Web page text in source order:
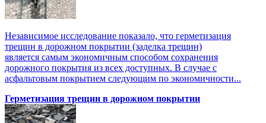
Независимое исследование показало, что герметизация
трещин в дорожном покрытии (заделка трещин)
является самым экономичным способом сохранения
дорожного покрытия из всех доступных. В случае с
асфальтовым покрытием следующим по экономичности...
Герметизация трещин в дорожном покрытии